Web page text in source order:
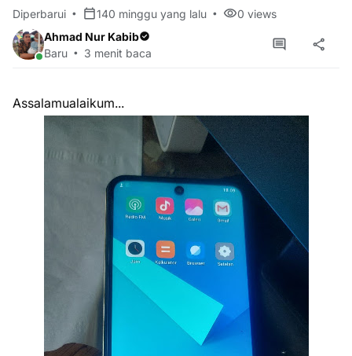
Diperbarui
140 minggu yang lalu 0 views
Ahmad Nur Kabib
Baru
3 menit baca
Assalamualaikum...